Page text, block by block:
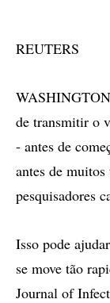
REUTERS
de transmitir o
- antes de
antes de
pesquisadores
Isso pode
se move tão
Journal of